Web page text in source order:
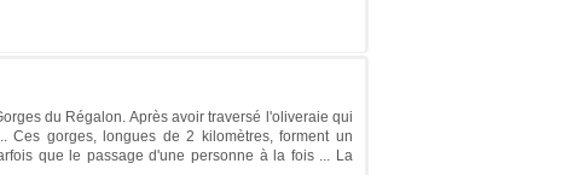
du Régalon. Après avoir traversé l'oliveraie qui
Ces gorges, longues de 2 kilomètres, forment un
que le passage d'une personne à la fois ... La